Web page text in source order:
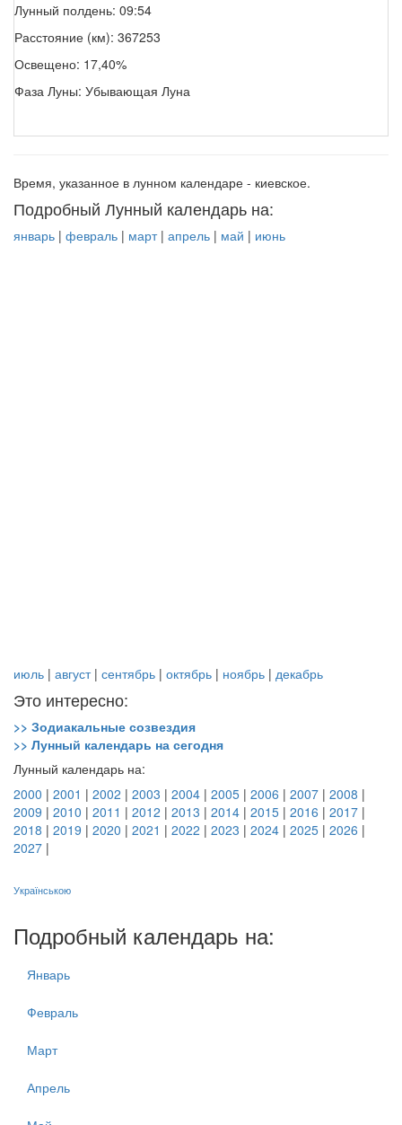
Лунный полдень: 09:54
Расстояние (км): 367253
Освещено: 17,40%
Фаза Луны: Убывающая Луна
Время, указанное в лунном календаре - киевское.
Подробный Лунный календарь на:
январь | февраль | март| апрель | май | июнь
июль | август| сентябрь | октябрь | ноябрь | декабрь
Это интересно:
>> Зодиакальные созвездия
>> Лунный календарь на сегодня
Лунный календарь на:
2000 | 2001 | 2002 | 2003 | 2004 | 2005 | 2006 | 2007 | 2008 |
2009 | 2010 | 2011 | 2012 | 2013 | 2014 | 2015 | 2016 | 2017 |
2018 | 2019 | 2020 | 2021 | 2022 | 2023 | 2024 | 2025 | 2026 |
2027 |
Українською
Подробный календарь на:
Январь
Февраль
Март
Апрель